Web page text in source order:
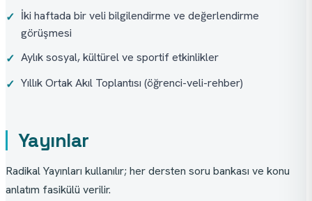
✓ İki haftada bir veli bilgilendirme ve değerlendirme
görüşmesi
✓ Aylık sosyal, kültürel ve sportif etkinlikler
✓ Yıllık Ortak Akıl Toplantısı (öğrenci-veli-rehber)
Yayınlar
Radikal Yayınları kullanılır; her dersten soru bankası ve konu
anlatım fasikülü verilir.